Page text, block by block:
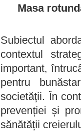
Masa
Subiectul
contextul
important,
pentru
societății. În
prevenției și
sănătății